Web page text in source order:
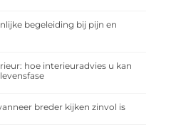
begeleiding bij pijn en
hoe interieuradvies u kan
breder kijken zinvol is